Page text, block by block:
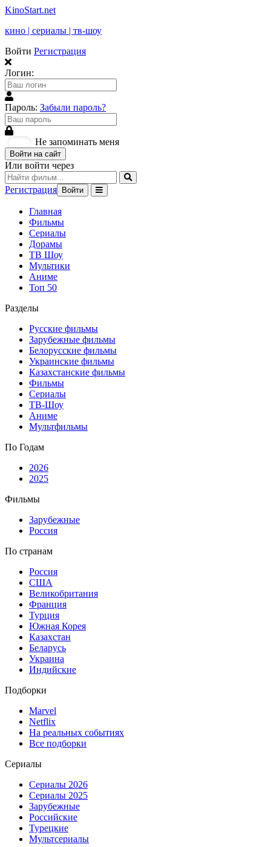
KinoStart.net
кино | сериалы | тв-шоу
Войти Регистрация
Логин:
Пароль: Забыли пароль?
Не запоминать меня
Войти на сайт
Или войти через
Регистрация Войти
Главная
Фильмы
Сериалы
Дорамы
ТВ Шоу
Мультики
Аниме
Топ 50
Разделы
Русские фильмы
Зарубежные фильмы
Белорусские фильмы
Украинские фильмы
Казахстанские фильмы
Фильмы
Сериалы
ТВ-Шоу
Аниме
Мультфильмы
По Годам
2026
2025
Фильмы
Зарубежные
Россия
По странам
Россия
США
Великобритания
Франция
Турция
Южная Корея
Казахстан
Беларусь
Украина
Индийские
Подборки
Marvel
Netflix
На реальных событиях
Все подборки
Сериалы
Сериалы 2026
Сериалы 2025
Зарубежные
Российские
Турецкие
Мультсериалы